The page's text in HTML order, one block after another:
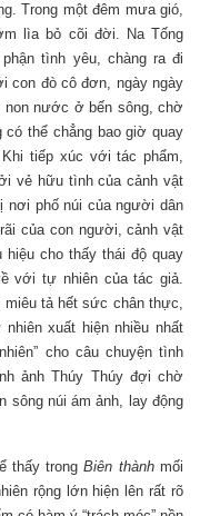
Trong một đêm mưa gió,
lìa bỏ cõi đời. Na Tống
tình yêu, chàng ra đi
con đò cô đơn, ngày ngày
non nước ở bến sông, chờ
thể chẳng bao giờ quay
tiếp xúc với tác phẩm,
vẻ hữu tình của cảnh vật
nơi phố núi của người dân
của con người, cảnh vật
cho thấy thái độ quay
với tự nhiên của tác giả.
tả hết sức chân thực,
xuất hiện nhiều nhất
cho câu chuyện tình
ảnh Thúy Thúy đợi chờ
sông núi ám ảnh, lay động
thấy trongBiên thànhmối
rộng lớn hiện lên rất rõ